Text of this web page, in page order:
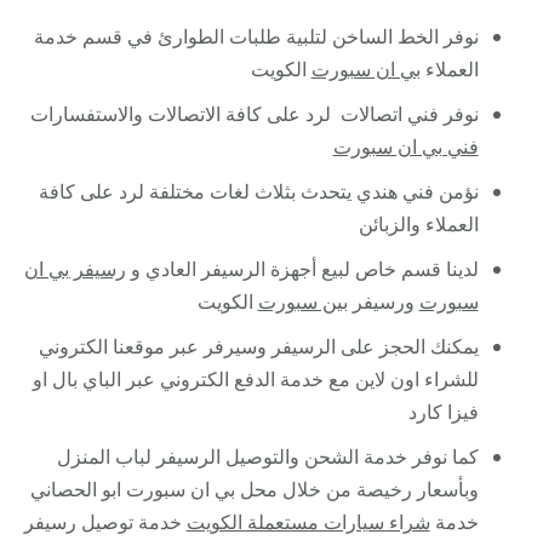
نوفر الخط الساخن لتلبية طلبات الطوارئ في قسم خدمة
العملاء بي ان سبورت الكويت
نوفر فني اتصالات لرد على كافة الاتصالات والاستفسارات
فني بي ان سبورت
نؤمن فني هندي يتحدث بثلاث لغات مختلفة لرد على كافة
العملاء والزبائن
لدينا قسم خاص لبيع أجهزة الرسيفر العادي و رسيفر بي ان
سبورت ورسيفر بين سبورت الكويت
يمكنك الحجز على الرسيفر وسيرفر عبر موقعنا الكتروني
للشراء اون لاين مع خدمة الدفع الكتروني عبر الباي بال او
فيزا كارد
كما نوفر خدمة الشحن والتوصيل الرسيفر لباب المنزل
وبأسعار رخيصة من خلال محل بي ان سبورت ابو الحصاني
خدمة شراء سيارات مستعملة الكويت خدمة توصيل رسيفر